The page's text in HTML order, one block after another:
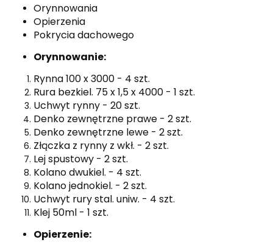
Orynnowania
Opierzenia
Pokrycia dachowego
Orynnowanie:
Rynna 100 x 3000 - 4 szt.
Rura bezkiel. 75 x 1,5 x 4000 - 1 szt.
Uchwyt rynny - 20 szt.
Denko zewnętrzne prawe - 2 szt.
Denko zewnętrzne lewe - 2 szt.
Złączka z rynny z wkł. - 2 szt.
Lej spustowy - 2 szt.
Kolano dwukiel. - 4 szt.
Kolano jednokiel. - 2 szt.
Uchwyt rury stal. uniw. - 4 szt.
Klej 50ml - 1 szt.
Opierzenie: